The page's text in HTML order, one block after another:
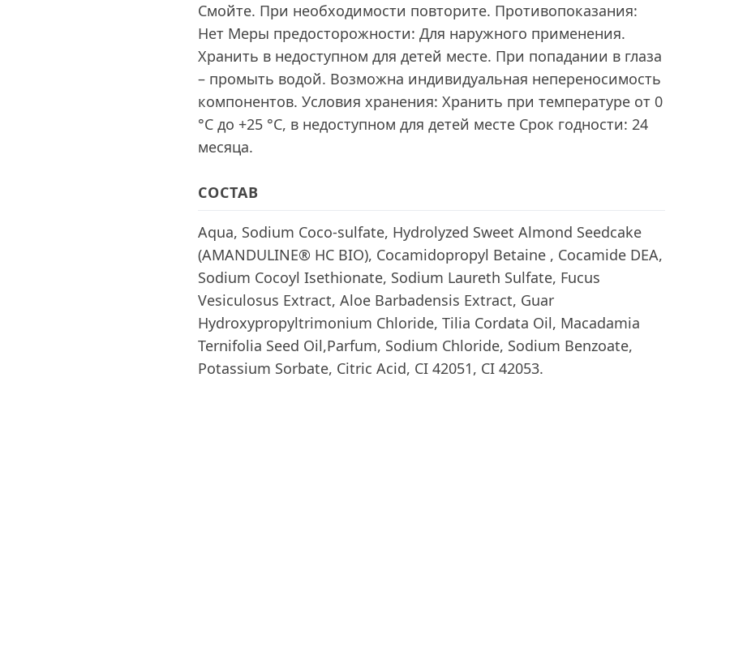
Смойте. При необходимости повторите. Противопоказания:
Нет Меры предосторожности: Для наружного применения.
Хранить в недоступном для детей месте. При попадании в глаза
– промыть водой. Возможна индивидуальная непереносимость
компонентов. Условия хранения: Хранить при температуре от 0
°С до +25 °С, в недоступном для детей месте Срок годности: 24
месяца.
СОСТАВ
Aqua, Sodium Сoco-sulfate, Hydrolyzed Sweet Almond Seedcake
(AMANDULINE® HC BIO), Cocamidopropyl Betaine , Cocamide DEA,
Sodium Cocoyl Isethionate, Sodium Laureth Sulfate, Fucus
Vesiculosus Extract, Aloe Barbadensis Extract, Guar
Hydroxypropyltrimonium Chloride, Tilia Cordata Oil, Macadamia
Ternifolia Seed Oil,Parfum, Sodium Chloride, Sodium Benzoate,
Potassium Sorbate, Citric Acid, CI 42051, CI 42053.